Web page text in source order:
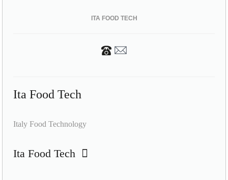
ITA FOOD TECH
Ita Food Tech
Italy Food Technology
Ita Food Tech